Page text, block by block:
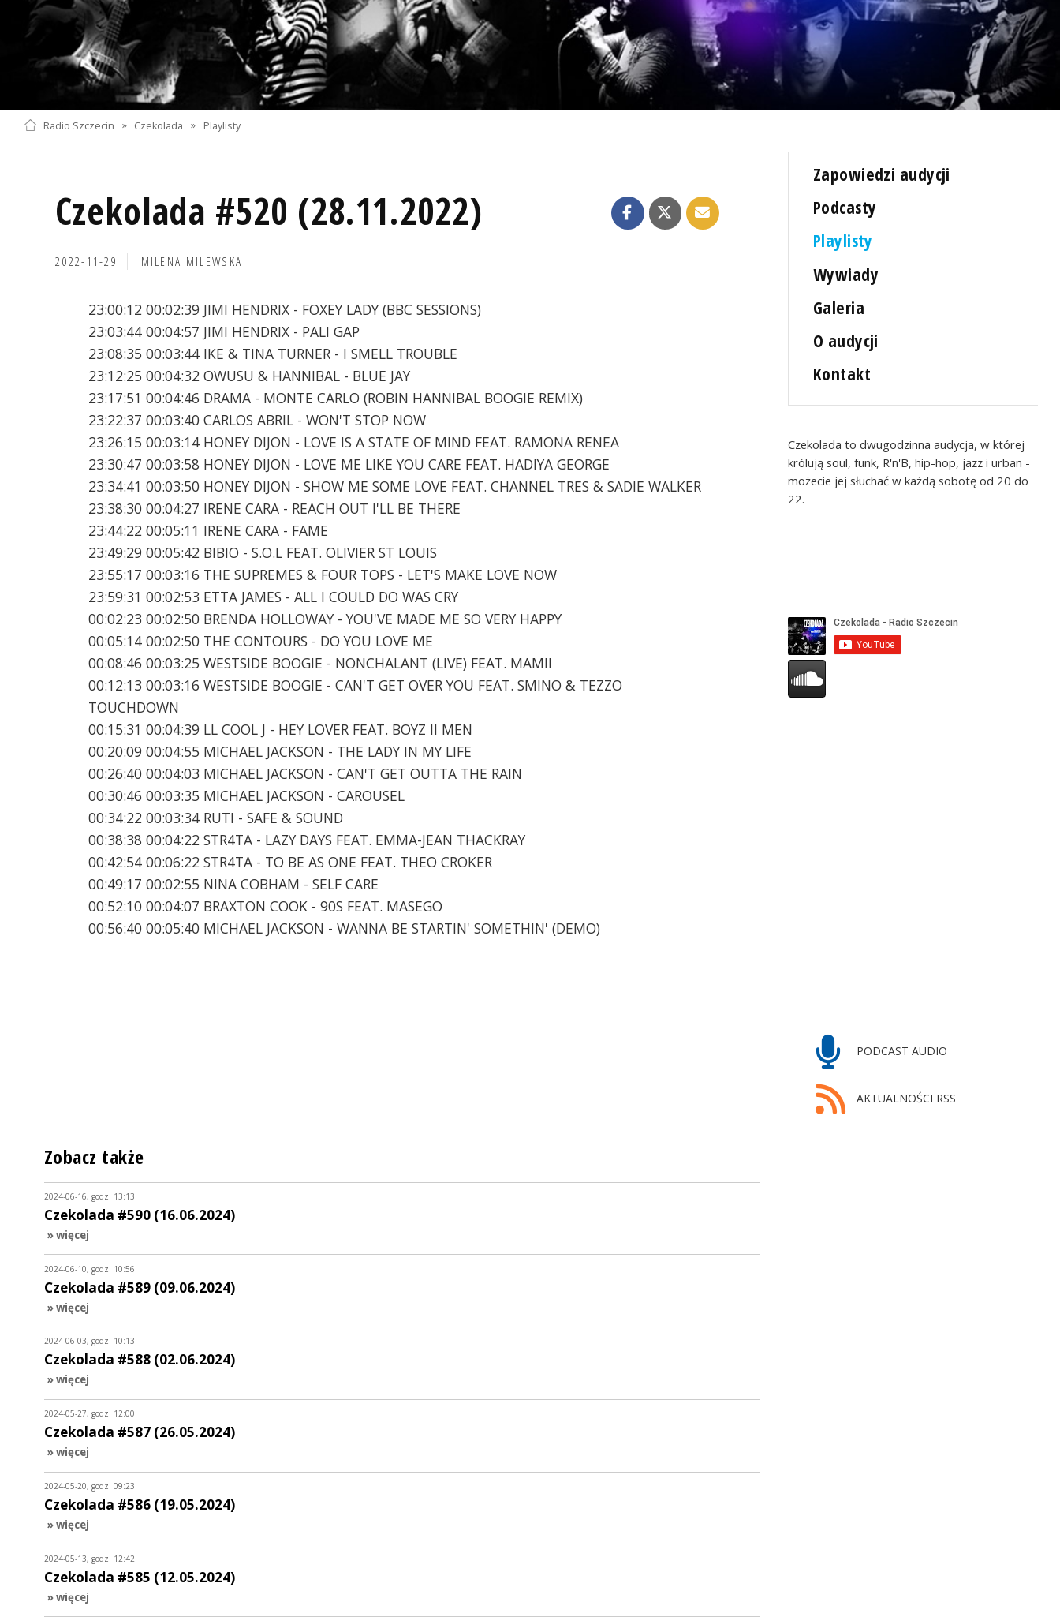
Radio Szczecin » Czekolada » Playlisty
Czekolada #520 (28.11.2022)
2022-11-29 MILENA MILEWSKA
23:00:12 00:02:39 JIMI HENDRIX - FOXEY LADY (BBC SESSIONS)
23:03:44 00:04:57 JIMI HENDRIX - PALI GAP
23:08:35 00:03:44 IKE & TINA TURNER - I SMELL TROUBLE
23:12:25 00:04:32 OWUSU & HANNIBAL - BLUE JAY
23:17:51 00:04:46 DRAMA - MONTE CARLO (ROBIN HANNIBAL BOOGIE REMIX)
23:22:37 00:03:40 CARLOS ABRIL - WON'T STOP NOW
23:26:15 00:03:14 HONEY DIJON - LOVE IS A STATE OF MIND FEAT. RAMONA RENEA
23:30:47 00:03:58 HONEY DIJON - LOVE ME LIKE YOU CARE FEAT. HADIYA GEORGE
23:34:41 00:03:50 HONEY DIJON - SHOW ME SOME LOVE FEAT. CHANNEL TRES & SADIE WALKER
23:38:30 00:04:27 IRENE CARA - REACH OUT I'LL BE THERE
23:44:22 00:05:11 IRENE CARA - FAME
23:49:29 00:05:42 BIBIO - S.O.L FEAT. OLIVIER ST LOUIS
23:55:17 00:03:16 THE SUPREMES & FOUR TOPS - LET'S MAKE LOVE NOW
23:59:31 00:02:53 ETTA JAMES - ALL I COULD DO WAS CRY
00:02:23 00:02:50 BRENDA HOLLOWAY - YOU'VE MADE ME SO VERY HAPPY
00:05:14 00:02:50 THE CONTOURS - DO YOU LOVE ME
00:08:46 00:03:25 WESTSIDE BOOGIE - NONCHALANT (LIVE) FEAT. MAMII
00:12:13 00:03:16 WESTSIDE BOOGIE - CAN'T GET OVER YOU FEAT. SMINO & TEZZO
TOUCHDOWN
00:15:31 00:04:39 LL COOL J - HEY LOVER FEAT. BOYZ II MEN
00:20:09 00:04:55 MICHAEL JACKSON - THE LADY IN MY LIFE
00:26:40 00:04:03 MICHAEL JACKSON - CAN'T GET OUTTA THE RAIN
00:30:46 00:03:35 MICHAEL JACKSON - CAROUSEL
00:34:22 00:03:34 RUTI - SAFE & SOUND
00:38:38 00:04:22 STR4TA - LAZY DAYS FEAT. EMMA-JEAN THACKRAY
00:42:54 00:06:22 STR4TA - TO BE AS ONE FEAT. THEO CROKER
00:49:17 00:02:55 NINA COBHAM - SELF CARE
00:52:10 00:04:07 BRAXTON COOK - 90S FEAT. MASEGO
00:56:40 00:05:40 MICHAEL JACKSON - WANNA BE STARTIN' SOMETHIN' (DEMO)
Zapowiedzi audycji
Podcasty
Playlisty
Wywiady
Galeria
O audycji
Kontakt
Czekolada to dwugodzinna audycja, w której
królują soul, funk, R'n'B, hip-hop, jazz i urban -
możecie jej słuchać w każdą sobotę od 20 do
22.
PODCAST AUDIO
AKTUALNOŚCI RSS
Zobacz także
2024-06-16, godz. 13:13
Czekolada #590 (16.06.2024)
» więcej
2024-06-10, godz. 10:56
Czekolada #589 (09.06.2024)
» więcej
2024-06-03, godz. 10:13
Czekolada #588 (02.06.2024)
» więcej
2024-05-27, godz. 12:00
Czekolada #587 (26.05.2024)
» więcej
2024-05-20, godz. 09:23
Czekolada #586 (19.05.2024)
» więcej
2024-05-13, godz. 12:42
Czekolada #585 (12.05.2024)
» więcej